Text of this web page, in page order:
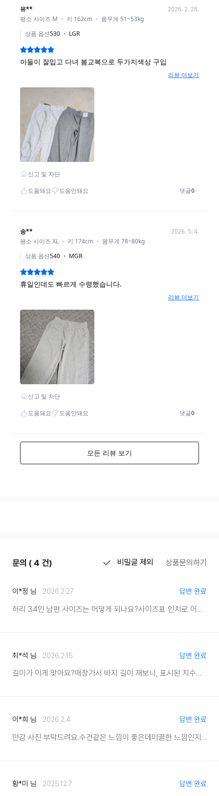
문의 ( 4 건) 비밀글 제외 상품문의하기
이*정 님 2026.2.27 답변 완료
허리 34인 남편 사이즈는 어떻게 되나요?사이즈표 인치로 어떻게 보는지 궁금합니다.
최*석 님 2026.2.15 답변 완료
길이가 이게 맞아요?매장가서 바지 길이 재보니, 표시된 치수보다 4센치는 더 길던데...
이*희 님 2026.2.4 답변 완료
안감 사진 부탁드려요.수건같은 느낌이 좋은데 미끌한 느낌인지 확인하려고요
황*미 님 2025.12.7 답변 완료